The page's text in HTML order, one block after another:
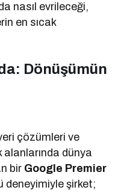
nasıl evrileceği,
en sıcak
Dönüşümün
çözümleri ve
dünya
bir Google Premier
deneyimiyle şirket;